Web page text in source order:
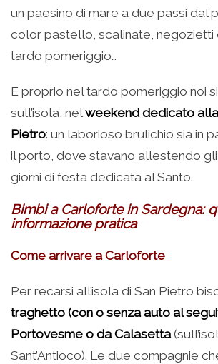
un paesino di mare a due passi dal
color pastello, scalinate, negozietti
tardo pomeriggio…
E proprio nel tardo pomeriggio noi
sull’isola, nelweekend dedicato
Pietro: un laborioso brulichio sia in
il porto, dove stavano allestendo
giorni di festa dedicata al Santo.
Bimbi a Carloforte in Sardegna:
informazione pratica
Come arrivare a Carloforte
Per recarsi all’isola di San Pietro
traghetto (con o senza auto al
Portovesme o da Calasetta
Sant’Antioco). Le due compagnie